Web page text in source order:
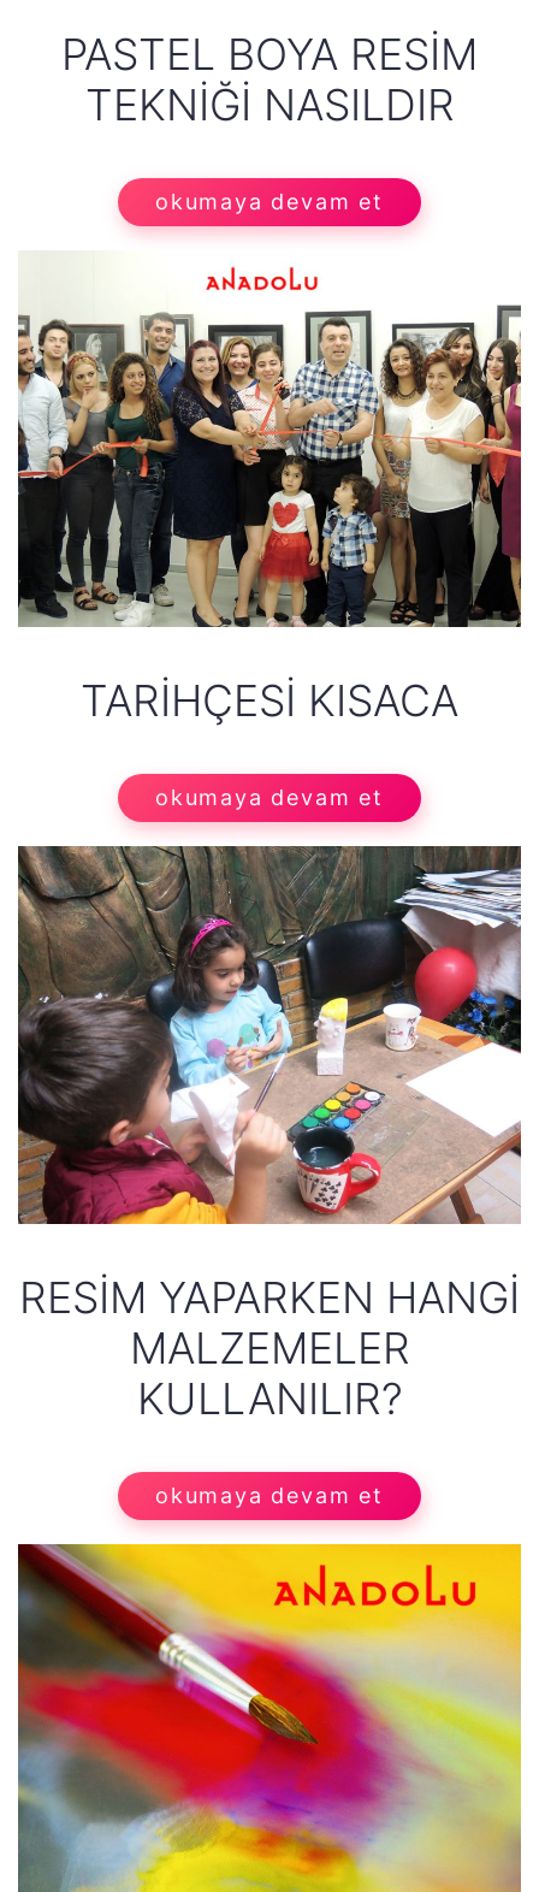
PASTEL BOYA RESİM
TEKNİĞİ NASILDIR
okumaya devam et
TARIHÇESI KISACA
okumaya devam et
RESIM YAPARKEN HANGI
MALZEMELER
KULLANILIR?
okumaya devam et